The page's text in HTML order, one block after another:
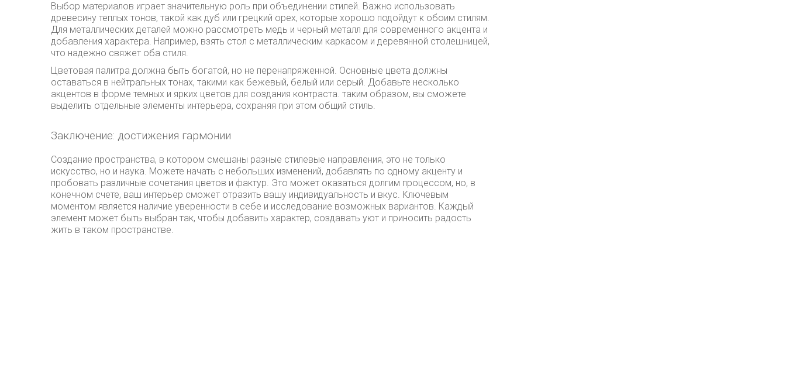
Выбор материалов играет значительную роль при объединении стилей. Важно использовать
древесину теплых тонов, такой как дуб или грецкий орех, которые хорошо подойдут к обоим стилям.
Для металлических деталей можно рассмотреть медь и черный металл для современного акцента и
добавления характера. Например, взять стол с металлическим каркасом и деревянной столешницей,
что надежно свяжет оба стиля.
Цветовая палитра должна быть богатой, но не перенапряженной. Основные цвета должны
оставаться в нейтральных тонах, такими как бежевый, белый или серый. Добавьте несколько
акцентов в форме темных и ярких цветов для создания контраста. таким образом, вы сможете
выделить отдельные элементы интерьера, сохраняя при этом общий стиль.
Заключение: достижения гармонии
Создание пространства, в котором смешаны разные стилевые направления, это не только
искусство, но и наука. Можете начать с небольших изменений, добавлять по одному акценту и
пробовать различные сочетания цветов и фактур. Это может оказаться долгим процессом, но, в
конечном счете, ваш интерьер сможет отразить вашу индивидуальность и вкус. Ключевым
моментом является наличие уверенности в себе и исследование возможных вариантов. Каждый
элемент может быть выбран так, чтобы добавить характер, создавать уют и приносить радость
жить в таком пространстве.